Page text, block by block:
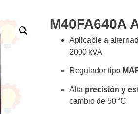
M40FA640A
Aplicable a
2000 kVA
Regulador tipo
Alta precisión y
cambio de 50 °C